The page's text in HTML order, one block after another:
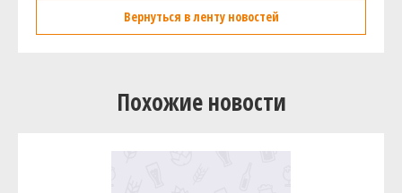
Вернуться в ленту новостей
Похожие новости